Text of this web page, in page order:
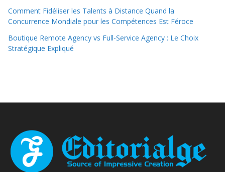
Comment Fidéliser les Talents à Distance Quand la
Concurrence Mondiale pour les Compétences Est Féroce
Boutique Remote Agency vs Full-Service Agency : Le Choix
Stratégique Expliqué